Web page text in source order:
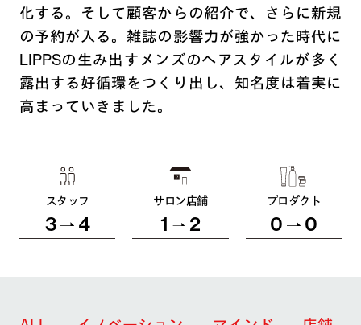
化する。そして顧客からの紹介で、さらに新規
の予約が入る。雑誌の影響力が強かった時代に
LIPPSの生み出すメンズのヘアスタイルが多く
露出する好循環をつくり出し、知名度は着実に
高まっていきました。
スタッフ
3 4
サロン店舗
1 2
プロダクト
0 0